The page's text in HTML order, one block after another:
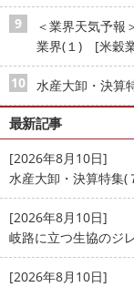
＜業界天気予報
業界(１) [米穀
水産大卸・決算
最新記事
[2026年8月10日]
水産大卸・決算特集
[2026年8月10日]
岐路に立つ生協のジ
[2026年8月10日]